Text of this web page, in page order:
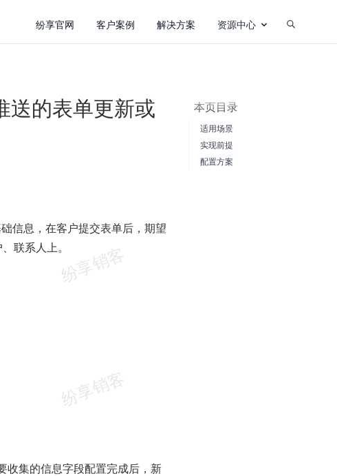
纷享官网 客户案例 解决方案 资源中心
送的表单更新或
信息，在客户提交表单后，期望
联系人上。
收集的信息字段配置完成后，新
本页目录
适用场景
实现前提
配置方案